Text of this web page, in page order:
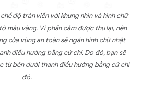
độ tràn viền với khung nhìn và hình chữ
màu vàng. Vì phần cằm được thu lại, nên
của vùng an toàn sẽ ngăn hình chữ nhật
điều hướng bằng cử chỉ. Do đó, bạn sẽ
từ bên dưới thanh điều hướng bằng cử chỉ
đó.